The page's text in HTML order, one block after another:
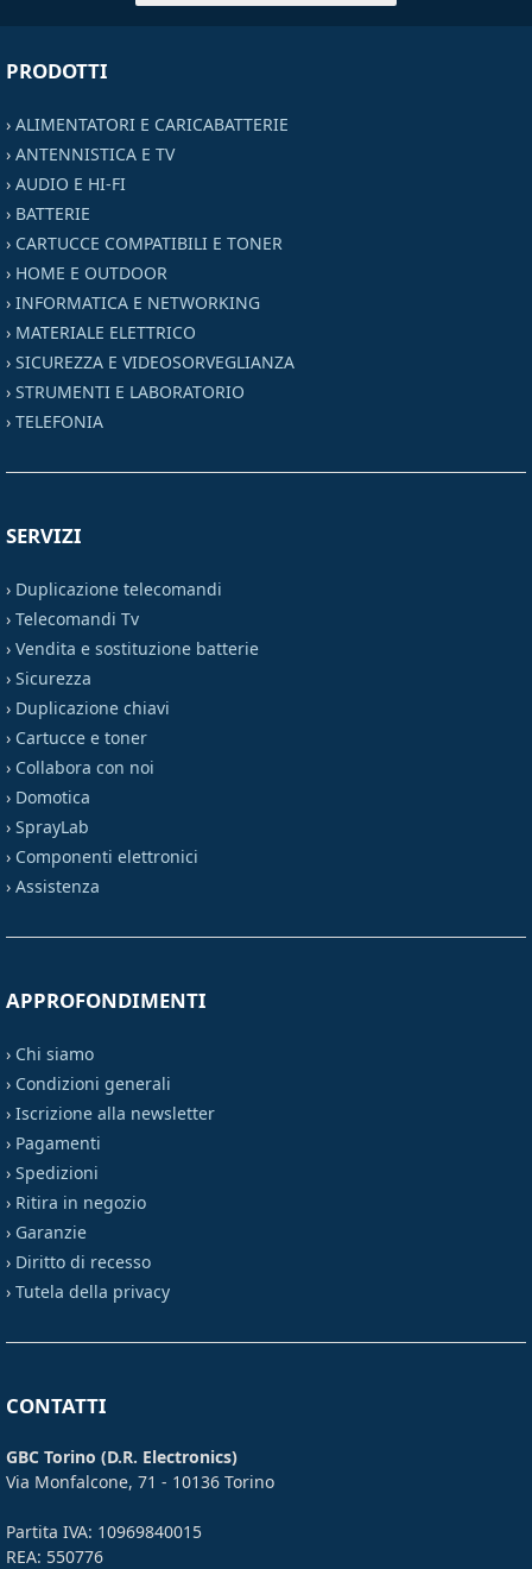
PRODOTTI
› ALIMENTATORI E CARICABATTERIE
› ANTENNISTICA E TV
› AUDIO E HI-FI
› BATTERIE
› CARTUCCE COMPATIBILI E TONER
› HOME E OUTDOOR
› INFORMATICA E NETWORKING
› MATERIALE ELETTRICO
› SICUREZZA E VIDEOSORVEGLIANZA
› STRUMENTI E LABORATORIO
› TELEFONIA
SERVIZI
› Duplicazione telecomandi
› Telecomandi Tv
› Vendita e sostituzione batterie
› Sicurezza
› Duplicazione chiavi
› Cartucce e toner
› Collabora con noi
› Domotica
› SprayLab
› Componenti elettronici
› Assistenza
APPROFONDIMENTI
› Chi siamo
› Condizioni generali
› Iscrizione alla newsletter
› Pagamenti
› Spedizioni
› Ritira in negozio
› Garanzie
› Diritto di recesso
› Tutela della privacy
CONTATTI
GBC Torino (D.R. Electronics)
Via Monfalcone, 71 - 10136 Torino
Partita IVA: 10969840015
REA: 550776